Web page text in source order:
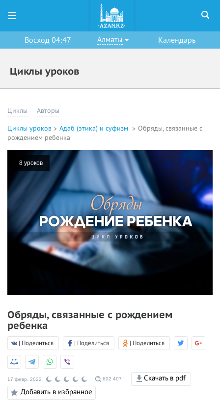
Восход 04:47 Алматы Календарь
Циклы уроков
Циклы Авторы
Циклы уроков Адаб (этика) и суфизм
Обряды, связанные с
рождением ребенка
8 уроков
Обряды, связанные с рождением
ребенка
| Поделиться | Поделиться | Поделиться
17 февр. 2022 602 407
Скачать в pdf
Добавить в избранное